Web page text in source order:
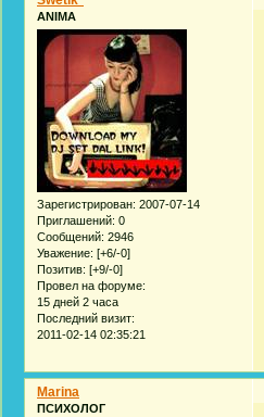
ANIMA
Зарегистрирован: 2007-07-14
Приглашений: 0
Сообщений: 2946
Уважение: [+6/-0]
Позитив: [+9/-0]
Провел на форуме:
15 дней 2 часа
Последний визит:
2011-02-14 02:35:21
Marina
ПСИХОЛОГ